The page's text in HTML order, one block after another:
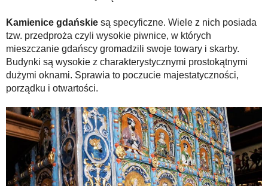
Kamienice gdańskie są specyficzne. Wiele z nich posiada
tzw. przedproża czyli wysokie piwnice, w których
mieszczanie gdańscy gromadzili swoje towary i skarby.
Budynki są wysokie z charakterystycznymi prostokątnymi
dużymi oknami. Sprawia to poczucie majestatyczności,
porządku i otwartości.